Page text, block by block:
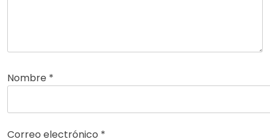
Nombre *
Correo electrónico *